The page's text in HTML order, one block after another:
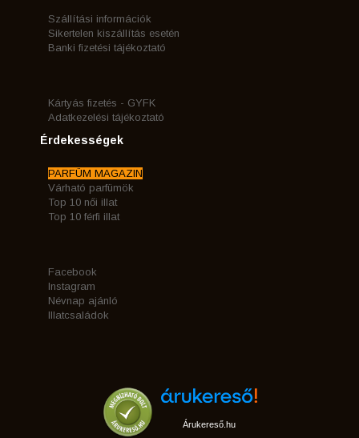
Szállítási információk
Sikertelen kiszállítás esetén
Banki fizetési tájékoztató
Kártyás fizetés - GYFK
Adatkezelési tájékoztató
Érdekességek
PARFÜM MAGAZIN
Várható parfümök
Top 10 női illat
Top 10 férfi illat
Facebook
Instagram
Névnap ajánló
Illatcsaládok
Árukereső.hu